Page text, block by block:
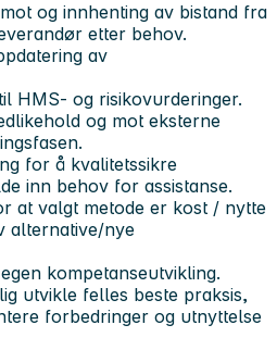
og innhenting av bistand fra
etter behov.
av
HMS- og risikovurderinger.
og mot eksterne
for å kvalitetssikre
inn behov for assistanse.
at valgt metode er kost / nytte
alternative/nye
kompetanseutvikling.
utvikle felles beste praksis,
forbedringer og utnyttelse